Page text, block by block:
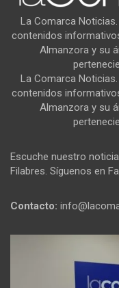
La Comarca
contenidos
Almanzora y su
La Comarca
contenidos
Almanzora y su
Escuche nuestro
Filabres. Síguenos en
Contacto: